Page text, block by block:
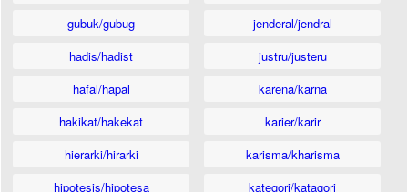
gubuk/gubug
hadis/hadist
hafal/hapal
hakikat/hakekat
hierarki/hirarki
hipotesis/hipotesa
jenderal/jendral
justru/justeru
karena/karna
karier/karir
karisma/kharisma
kategori/katagori